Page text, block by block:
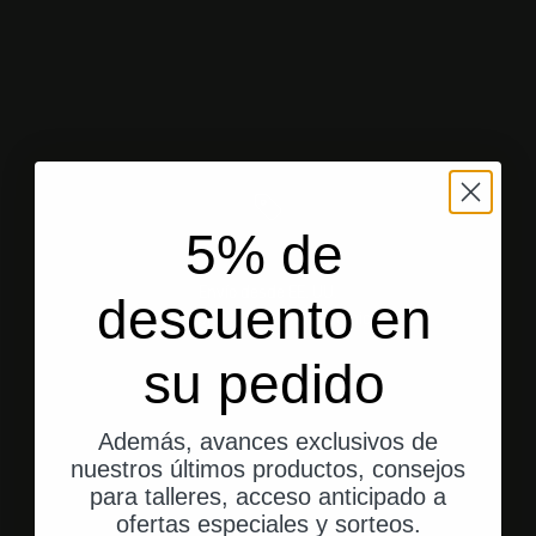
Envío rápido y directo a tu domicilio.
Ir al elemento 1
Ir al elemento 2
Ir al elemento 3
5% de
descuento en
su pedido
Además, avances exclusivos de
nuestros últimos productos, consejos
para talleres, acceso anticipado a
ofertas especiales y sorteos.